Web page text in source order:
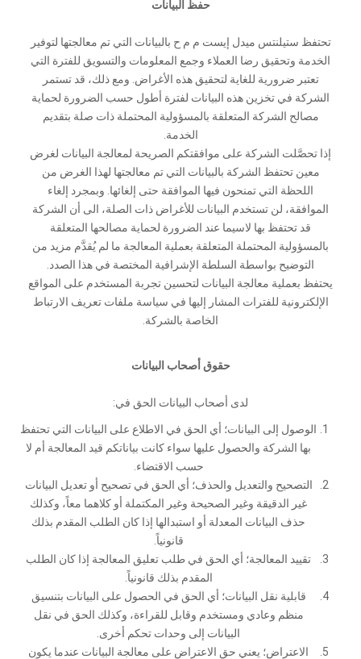
حفظ البيانات
تحتفظ ستيلنتس ميدل إيست م م ح بالبيانات التي تم معالجتها لتوفير
الخدمة وتحقيق رضا العملاء وجمع المعلومات والتسويق للفترة التي
تعتبر ضرورية للغاية لتحقيق هذه الأغراض. ومع ذلك، قد تستمر
الشركة في تخزين هذه البيانات لفترة أطول حسب الضرورة لحماية
مصالح الشركة المتعلقة بالمسؤولية المحتملة ذات صلة بتقديم
الخدمة.
إذا تحصَّلت الشركة على موافقتكم الصريحة لمعالجة البيانات لغرض
معين تحتفظ الشركة بالبيانات التي تم معالجتها لهذا الغرض من
اللحظة التي تمنحون فيها الموافقة حتى إلغائها. وبمجرد إلغاء
الموافقة، لن تستخدم البيانات للأغراض ذات الصلة، الى أن الشركة
قد تحتفظ بها لاسيما عند الضرورة لحماية مصالحها المتعلقة
بالمسؤولية المحتملة المتعلقة بعملية المعالجة ما لم يُقدَّم مزيد من
التوضيح بواسطة السلطة الإشرافية المختصة في هذا الصدد.
يحتفظ بعملية معالجة البيانات لتحسين تجربة المستخدم على المواقع
الإلكترونية للفترات المشار إليها في سياسة ملفات تعريف الارتباط
الخاصة بالشركة.
حقوق أصحاب البيانات
لدى أصحاب البيانات الحق في:
الوصول إلى البيانات؛ أي الحق في الاطلاع على البيانات التي تحتفظ
بها الشركة والحصول عليها سواء كانت بياناتكم قيد المعالجة أم لا
حسب الاقتضاء.
التصحيح والتعديل والحذف؛ أي الحق في تصحيح أو تعديل البيانات
غير الدقيقة وغير الصحيحة وغير المكتملة أو كلاهما معاً، وكذلك
حذف البيانات المعدلة أو استبدالها إذا كان الطلب المقدم بذلك
قانونياً.
تقييد المعالجة؛ أي الحق في طلب تعليق المعالجة إذا كان الطلب
المقدم بذلك قانونياً.
قابلية نقل البيانات؛ أي الحق في الحصول على البيانات بتنسيق
منظم وعادي ومستخدم وقابل للقراءة، وكذلك الحق في نقل
البيانات إلى وحدات تحكم أخرى.
الاعتراض؛ يعني حق الاعتراض على معالجة البيانات عندما يكون